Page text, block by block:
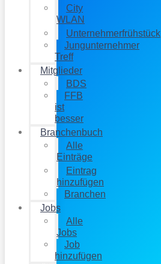
City
WLAN
Unternehmerfrühstück
Jungunternehmer
Treff
Mitglieder
BDS
FFB
ist
besser
Branchenbuch
Alle
Einträge
Eintrag
hinzufügen
Branchen
Jobs
Alle
Jobs
Job
hinzufügen